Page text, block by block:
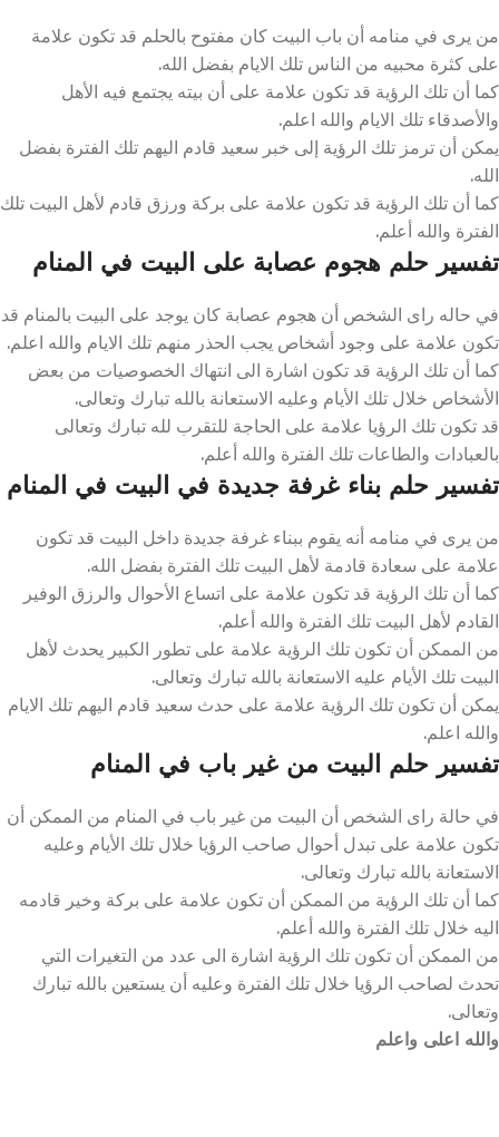
من يرى في منامه أن باب البيت كان مفتوح بالحلم قد تكون علامة
على كثرة محبيه من الناس تلك الايام بفضل الله.
كما أن تلك الرؤية قد تكون علامة على أن بيته يجتمع فيه الأهل
والأصدقاء تلك الايام والله اعلم.
يمكن أن ترمز تلك الرؤية إلى خبر سعيد قادم اليهم تلك الفترة بفضل
الله.
كما أن تلك الرؤية قد تكون علامة على بركة ورزق قادم لأهل البيت تلك
الفترة والله أعلم.
تفسير حلم هجوم عصابة على البيت في المنام
في حاله راى الشخص أن هجوم عصابة كان يوجد على البيت بالمنام قد
تكون علامة على وجود أشخاص يجب الحذر منهم تلك الايام والله اعلم.
كما أن تلك الرؤية قد تكون اشارة الى انتهاك الخصوصيات من بعض
الأشخاص خلال تلك الأيام وعليه الاستعانة بالله تبارك وتعالى.
قد تكون تلك الرؤيا علامة على الحاجة للتقرب لله تبارك وتعالى
بالعبادات والطاعات تلك الفترة والله أعلم.
تفسير حلم بناء غرفة جديدة في البيت في المنام
من يرى في منامه أنه يقوم ببناء غرفة جديدة داخل البيت قد تكون
علامة على سعادة قادمة لأهل البيت تلك الفترة بفضل الله.
كما أن تلك الرؤية قد تكون علامة على اتساع الأحوال والرزق الوفير
القادم لأهل البيت تلك الفترة والله أعلم.
من الممكن أن تكون تلك الرؤية علامة على تطور الكبير يحدث لأهل
البيت تلك الأيام عليه الاستعانة بالله تبارك وتعالى.
يمكن أن تكون تلك الرؤية علامة على حدث سعيد قادم اليهم تلك الايام
والله اعلم.
تفسير حلم البيت من غير باب في المنام
في حالة راى الشخص أن البيت من غير باب في المنام من الممكن أن
تكون علامة على تبدل أحوال صاحب الرؤيا خلال تلك الأيام وعليه
الاستعانة بالله تبارك وتعالى.
كما أن تلك الرؤية من الممكن أن تكون علامة على بركة وخير قادمه
اليه خلال تلك الفترة والله أعلم.
من الممكن أن تكون تلك الرؤية اشارة الى عدد من التغيرات التي
تحدث لصاحب الرؤيا خلال تلك الفترة وعليه أن يستعين بالله تبارك
وتعالى.
والله اعلى واعلم